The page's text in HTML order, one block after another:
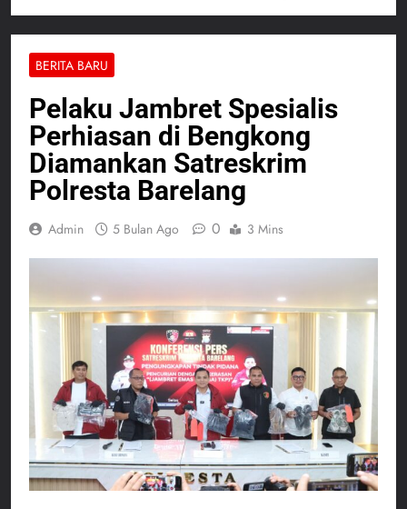
BERITA BARU
Pelaku Jambret Spesialis
Perhiasan di Bengkong
Diamankan Satreskrim
Polresta Barelang
Admin 5 Bulan Ago 0 3 Mins